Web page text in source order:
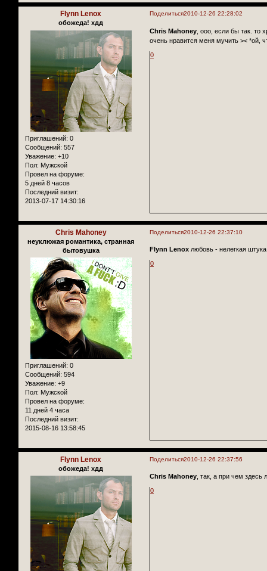
Поделиться2010-12-26 22:28:02
Flynn Lenox
обожеда! хдд
Приглашений: 0
Сообщений: 557
Уважение: +10
Пол: Мужской
Провел на форуме:
5 дней 8 часов
Последний визит:
2013-07-17 14:30:16
Chris Mahoney , ооо, если бы так. то
очень нравится меня мучить >< *ой,
0
Поделиться2010-12-26 22:37:10
Chris Mahoney
неуклюжая романтика, странная
бытовушка
Приглашений: 0
Сообщений: 594
Уважение: +9
Пол: Мужской
Провел на форуме:
11 дней 4 часа
Последний визит:
2015-08-16 13:58:45
Flynn Lenox любовь - нелегкая
0
Поделиться2010-12-26 22:37:56
Flynn Lenox
обожеда! хдд
Chris Mahoney , так, а при чем
0